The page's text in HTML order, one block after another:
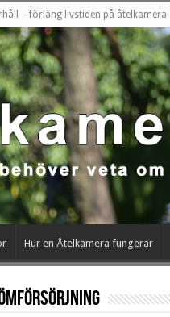
– förläng livstiden på åtelkamera
Hur en Åtelkamera fungerar